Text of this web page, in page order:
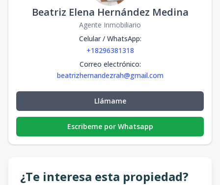
Beatriz Elena Hernández Medina
Agente Inmobiliario
Celular / WhatsApp:
+18296381318
Correo electrónico:
beatrizhernandezrah@gmail.com
Llámame
Escribeme por Whatsapp
¿Te interesa esta propiedad?